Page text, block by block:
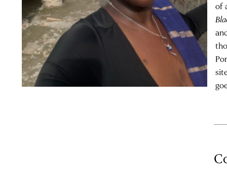
of